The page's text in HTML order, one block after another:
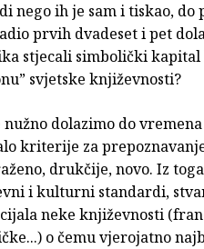
nego ih je sam i tiskao,
prvih dvadeset i pet
stjecali simbolički
svjetske književnosti?
nužno dolazimo do
kriterije za
drukčije, novo. Iz
i kulturni standardi,
neke književnosti
o čemu vjerojatno